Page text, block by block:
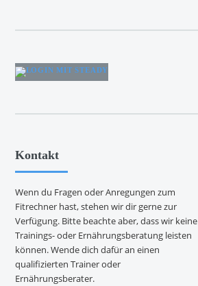
Kontakt
Wenn du Fragen oder Anregungen zum
Fitrechner hast, stehen wir dir gerne zur
Verfügung. Bitte beachte aber, dass wir keine
Trainings- oder Ernährungsberatung leisten
können. Wende dich dafür an einen
qualifizierten Trainer oder
Ernährungsberater.